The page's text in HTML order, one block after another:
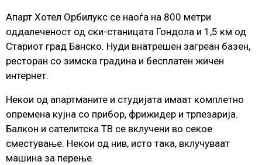
Апарт Хотел Орбилукс се наоѓа на 800 метри
оддалеченост од ски-станицата Гондола и 1,5 км од
Стариот град Банско. Нуди внатрешен загреан базен,
ресторан со зимска градина и бесплатен жичен
интернет.
Некои од апартманите и студијата имаат комплетно
опремена кујна со прибор, фрижидер и трпезарија.
Балкон и сателитска ТВ се вклучени во секое
сместување. Некои од нив, исто така, вклучуваат
машина за перење.